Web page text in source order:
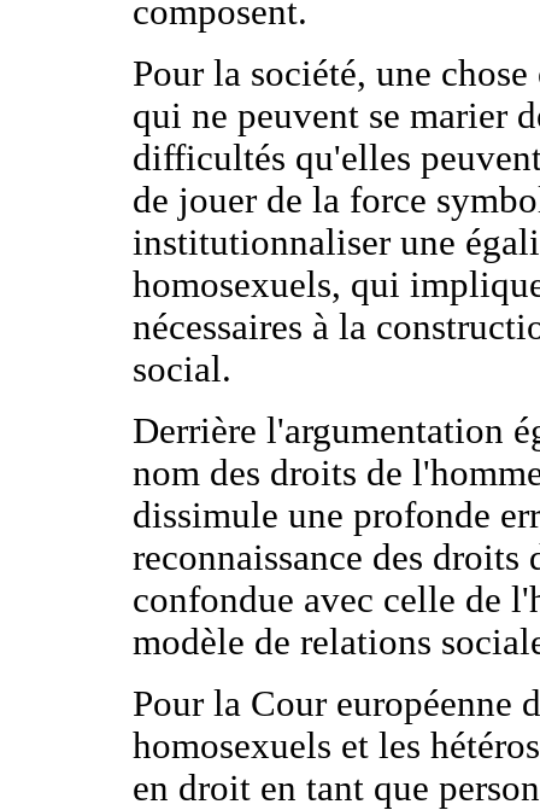
composent.
Pour la société, une
qui ne peuvent se marier
difficultés qu'elles
de jouer de la force
institutionnaliser une
homosexuels, qui
nécessaires à la
social.
Derrière l'argumentation
nom des droits de
dissimule une profonde
reconnaissance des droits
confondue avec celle de
modèle de relations
Pour la Cour européenne
homosexuels et les
en droit en tant que